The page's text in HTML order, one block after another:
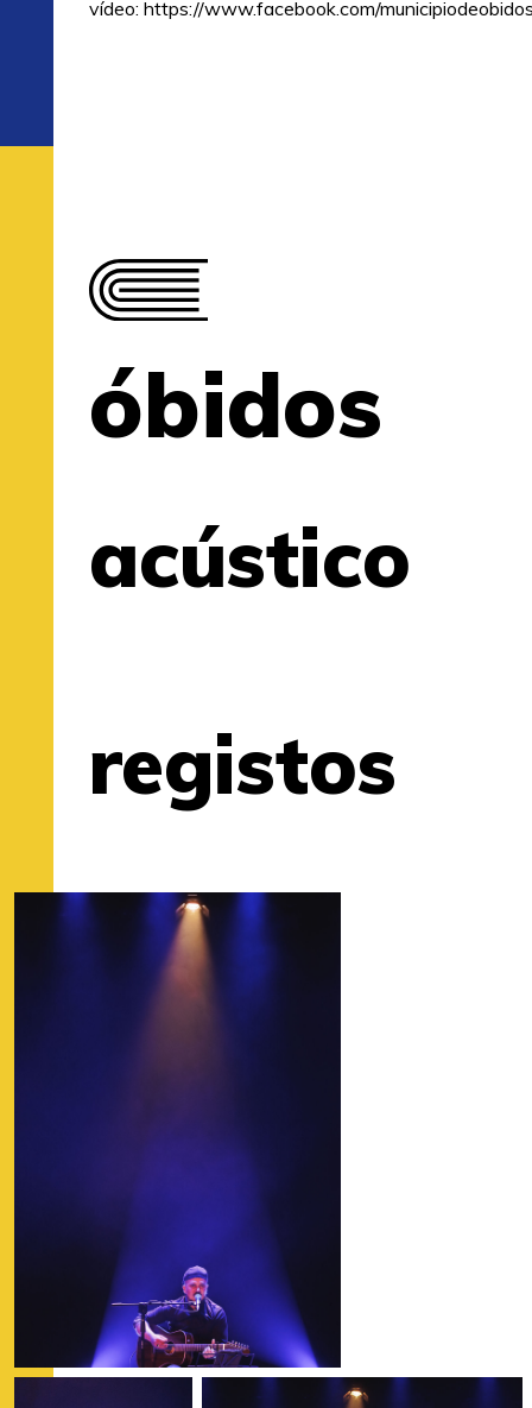
vídeo: https://www.facebook.com/
óbidos
acústico
registos